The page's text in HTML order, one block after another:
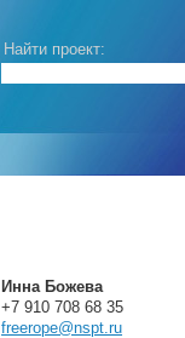
Найти проект:
Инна Божева
+7 910 708 68 35
freerope@nspt.ru